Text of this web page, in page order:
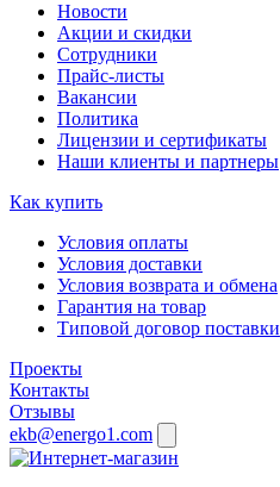
Новости
Акции и скидки
Сотрудники
Прайс-листы
Вакансии
Политика
Лицензии и сертификаты
Наши клиенты и партнеры
Как купить
Условия оплаты
Условия доставки
Условия возврата и обмена
Гарантия на товар
Типовой договор поставки
Проекты
Контакты
Отзывы
ekb@energo1.com